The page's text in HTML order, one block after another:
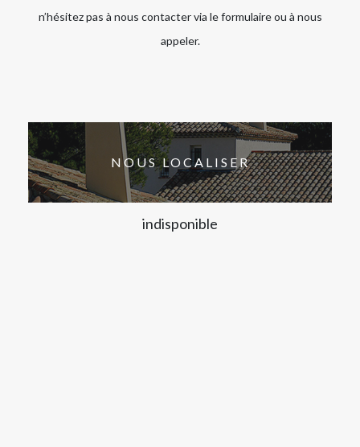
n’hésitez pas à nous contacter via le formulaire ou à nous
appeler.
NOUS LOCALISER
indisponible